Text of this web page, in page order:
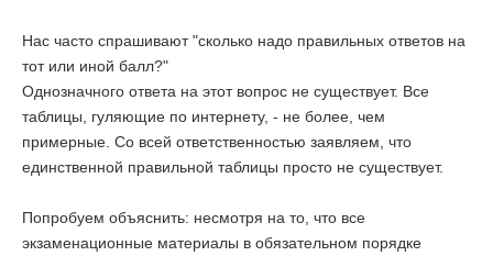
Нас часто спрашивают "сколько надо правильных ответов на
тот или иной балл?"
Однозначного ответа на этот вопрос не существует. Все
таблицы, гуляющие по интернету, - не более, чем
примерные. Со всей ответственностью заявляем, что
единственной правильной таблицы просто не существует.
Попробуем объяснить: несмотря на то, что все
экзаменационные материалы в обязательном порядке